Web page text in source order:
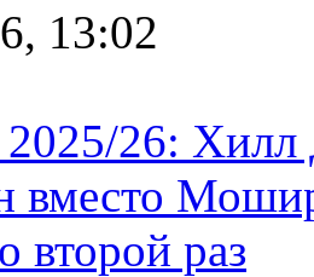
13:02
2025/26:
вместо
второй раз